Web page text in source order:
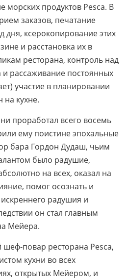
морских продуктов Pesca. В
заказов, печатание
ксерокопирование этих
и расстановка их в
ресторана, контроль над
рассаживание постоянных
участие в планировании
на кухне.
проработал всего восемь
ему поистине эпохальные
бара Гордон Дудаш, чьим
было радушие,
на всех, оказал на
помог осознать и
радушия и
он стал главным
Мейера.
повар ресторана Pesca,
кухни во всех
открытых Мейером, и